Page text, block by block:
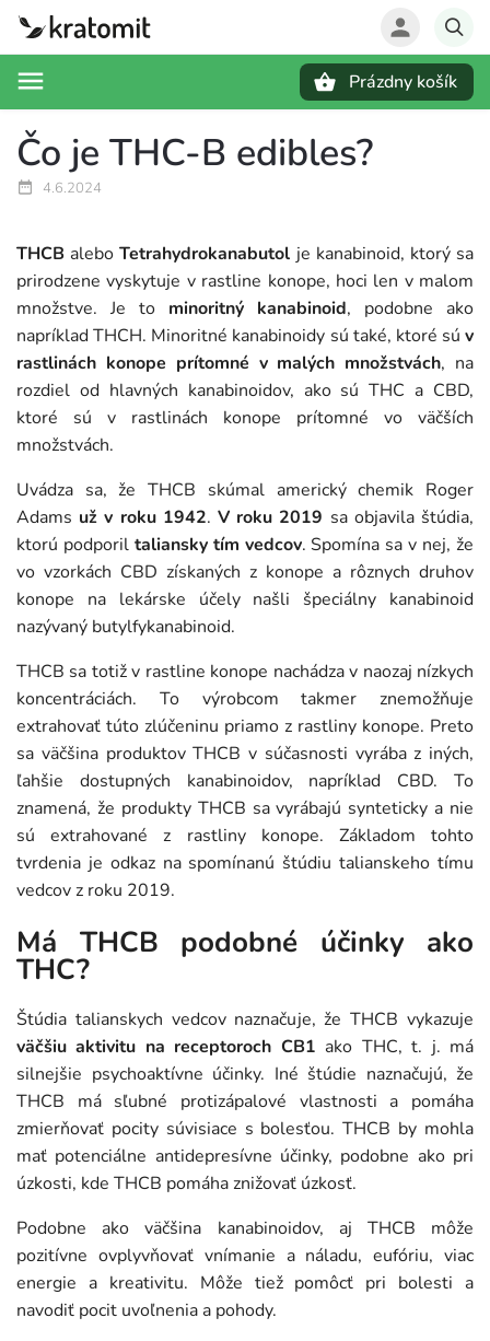
Prázdny košík
Čo je THC-B edibles?
4.6.2024
THCB aleboTetrahydrokanabutol je kanabinoid, ktorý sa
prirodzene vyskytuje v rastline konope, hoci len v malom
množstve. Je to minoritný kanabinoid, podobne ako
napríklad THCH. Minoritné kanabinoidy sú také, ktoré sú v
rastlinách konope prítomné v malých množstvách, na
rozdiel od hlavných kanabinoidov, ako sú THC a CBD,
ktoré sú v rastlinách konope prítomné vo väčších
množstvách.
Uvádza sa, že THCB skúmal americký chemik Roger
Adams už v roku 1942.V roku 2019 sa objavila štúdia,
ktorú podporil taliansky tím vedcov. Spomína sa v nej, že
vo vzorkách CBD získaných z konope a rôznych druhov
konope na lekárske účely našli špeciálny kanabinoid
nazývaný butylfykanabinoid.
THCB sa totiž v rastline konope nachádza v naozaj nízkych
koncentráciách. To výrobcom takmer znemožňuje
extrahovať túto zlúčeninu priamo z rastliny konope. Preto
sa väčšina produktov THCB v súčasnosti vyrába z iných,
ľahšie dostupných kanabinoidov, napríklad CBD. To
znamená, že produkty THCB sa vyrábajú synteticky a nie
sú extrahované z rastliny konope. Základom tohto
tvrdenia je odkaz na spomínanú štúdiu talianskeho tímu
vedcov z roku 2019.
Má THCB podobné účinky ako
THC?
Štúdia talianskych vedcov naznačuje, že THCB vykazuje
väčšiu aktivitu na receptoroch CB1 ako THC, t. j. má
silnejšie psychoaktívne účinky. Iné štúdie naznačujú, že
THCB má sľubné protizápalové vlastnosti a pomáha
zmierňovať pocity súvisiace s bolesťou. THCB by mohla
mať potenciálne antidepresívne účinky, podobne ako pri
úzkosti, kde THCB pomáha znižovať úzkosť.
Podobne ako väčšina kanabinoidov, aj THCB môže
pozitívne ovplyvňovať vnímanie a náladu, eufóriu, viac
energie a kreativitu. Môže tiež pomôcť pri bolesti a
navodiť pocit uvoľnenia a pohody.